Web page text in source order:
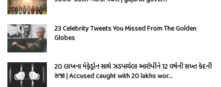
23 Celebrity Tweets You Missed From The Golden
Globes
20 લાખના મેફેડ્રોન સાથે ઝડપાયેલા આરોપીને 12 વર્ષની સખ્ત કેદની
સજા | Accused caught with 20 lakhs wor…